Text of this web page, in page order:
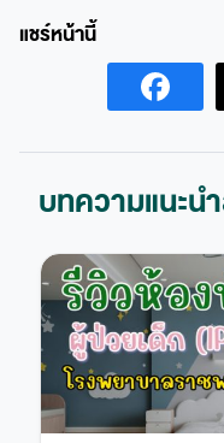
บทความแนะ